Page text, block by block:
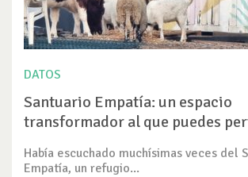
DATOS
Santuario Empatía: un espacio
transformador al que puedes
Había escuchado muchísimas veces del
Empatía, un refugio...